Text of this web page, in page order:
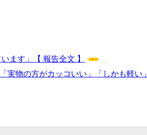
ます」【 報告全文 】
物の方がカッコいい」「しかも軽い」